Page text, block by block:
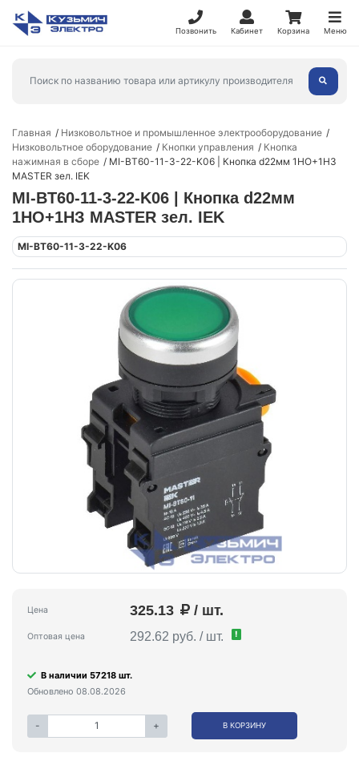
Позвонить Кабинет Корзина Меню
Главная
Низковольтное и промышленное электрооборудование
Низковольтное оборудование
Кнопки управления
Кнопка
нажимная в сборе
MI-BT60-11-3-22-K06 | Кнопка d22мм 1НО+1НЗ
MASTER зел. IEK
MI-BT60-11-3-22-K06 | Кнопка d22мм
1НО+1НЗ MASTER зел. IEK
MI-BT60-11-3-22-K06
Цена 325.13 / шт.
Оптовая цена 292.62 руб. / шт. !
В наличии 57218 шт.
Обновлено 08.08.2026
- + В КОРЗИНУ